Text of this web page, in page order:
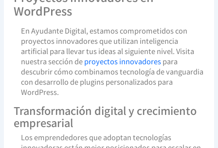
WordPress
En Ayudante Digital, estamos comprometidos con
proyectos innovadores que utilizan inteligencia
artificial para llevar tus ideas al siguiente nivel. Visita
nuestra sección deproyectos innovadorespara
descubrir cómo combinamos tecnología de vanguardia
con desarrollo de plugins personalizados para
WordPress.
Transformación digital y crecimiento
empresarial
Los emprendedores que adoptan tecnologías